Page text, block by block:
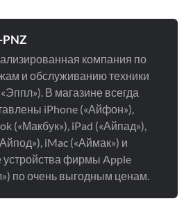
компания по
и обслуживанию техники
В магазине всегда
iPhone («Айфон»),
(«Макбук»), iPad («Айпад»),
iMac («Аймак») и
устройства фирмы Apple
по очень выгодным ценам.